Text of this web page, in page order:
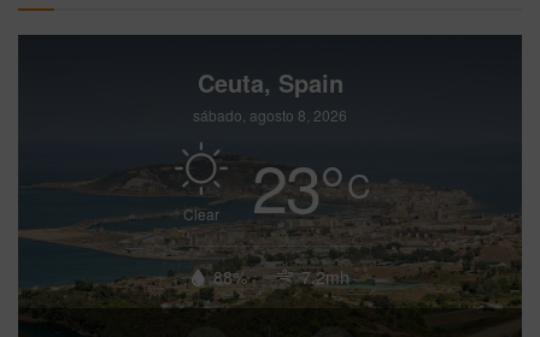
Ceuta, Spain
sábado, agosto 8, 2026
Clear 23°C
88% 7.2mh